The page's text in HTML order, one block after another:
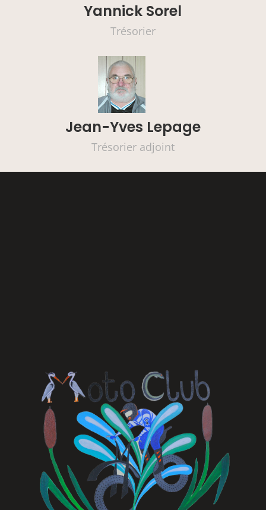
Yannick Sorel
Trésorier
Jean-Yves Lepage
Trésorier adjoint